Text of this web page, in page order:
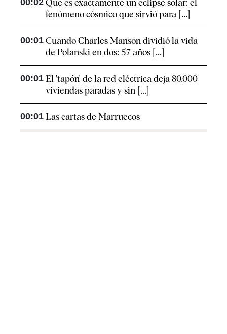
00:02 Qué es exactamente un eclipse solar: el
fenómeno cósmico que sirvió para [...]
00:01 Cuando Charles Manson dividió la vida
de Polanski en dos: 57 años [...]
00:01 El 'tapón' de la red eléctrica deja 80.000
viviendas paradas y sin [...]
00:01 Las cartas de Marruecos